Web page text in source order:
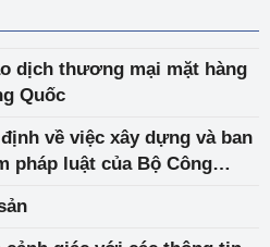
dịch thương mại mặt hàng
Quốc
về việc xây dựng và ban
pháp luật của Bộ Công